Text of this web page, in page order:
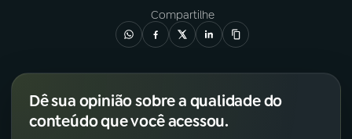
Compartilhe
Dê sua opinião sobre a qualidade do
conteúdo que você acessou.